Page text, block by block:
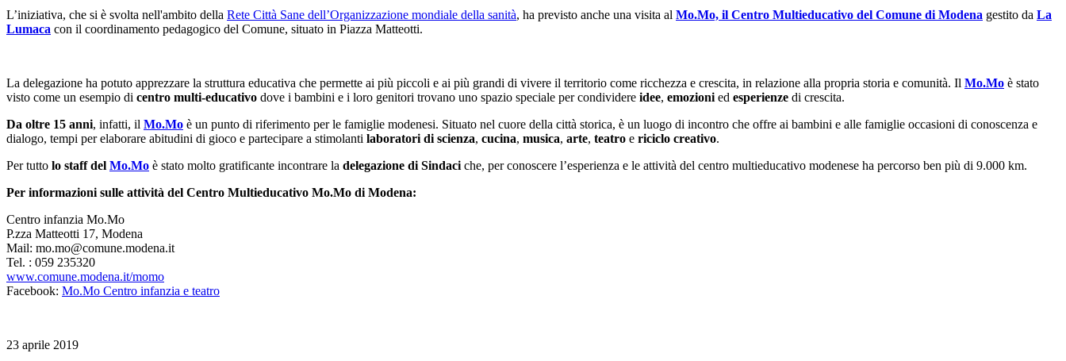
L’iniziativa, che si è svolta nell'ambito della Rete Città Sane dell’Organizzazione mondiale della sanità, ha previsto anche una visita al Mo.Mo, il Centro Multieducativo del Comune di Modena gestito da La
Lumaca con il coordinamento pedagogico del Comune, situato in Piazza Matteotti.
La delegazione ha potuto apprezzare la struttura educativa che permette ai più piccoli e ai più grandi di vivere il territorio come ricchezza e crescita, in relazione alla propria storia e comunità. Il Mo.Mo è stato
visto come un esempio di centro multi-educativo dove i bambini e i loro genitori trovano uno spazio speciale per condividere idee, emozioni ed esperienze di crescita.
Da oltre 15 anni, infatti, il Mo.Mo è un punto di riferimento per le famiglie modenesi. Situato nel cuore della città storica, è un luogo di incontro che offre ai bambini e alle famiglie occasioni di conoscenza e
dialogo, tempi per elaborare abitudini di gioco e partecipare a stimolanti laboratori di scienza, cucina, musica, arte, teatro e riciclo creativo.
Per tutto lo staff del Mo.Mo è stato molto gratificante incontrare la delegazione di Sindaci che, per conoscere l’esperienza e le attività del centro multieducativo modenese ha percorso ben più di 9.000 km.
Per informazioni sulle attività del Centro Multieducativo Mo.Mo di Modena:
Centro infanzia Mo.Mo
P.zza Matteotti 17, Modena
Mail: mo.mo@comune.modena.it
Tel. : 059 235320
www.comune.modena.it/momo
Facebook: Mo.Mo Centro infanzia e teatro
23 aprile 2019